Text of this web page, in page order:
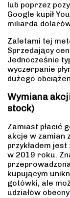
lub poprzez
Google kupił
miliarda
Zaletami tej
Sprzedający
Jednocześnie
wyczerpanie
dużego
Wymiana
stock)
Zamiast płacić
akcje w zamian
przykładem
w 2019 roku.
kupującym
gotówki, ale
udziałów